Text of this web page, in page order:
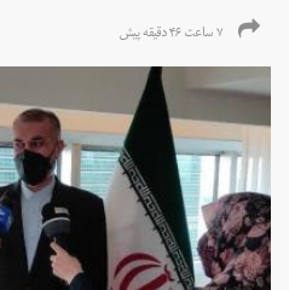
۷ ساعت ۴۶ دقیقه پیش